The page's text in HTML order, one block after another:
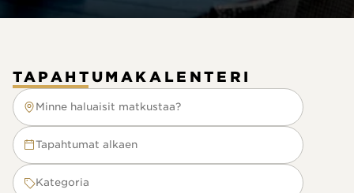
TAPAHTUMAKALENTERI
Minne haluaisit matkustaa?
Minne haluaisit matkustaa?
Tapahtumat alkaen
Kategoria